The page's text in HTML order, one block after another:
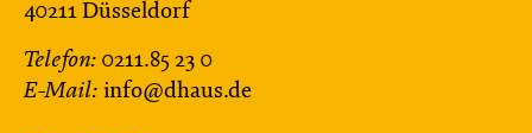
40211 Düsseldorf
Telefon: 0211.85 23 0
E-Mail: info@dhaus.de